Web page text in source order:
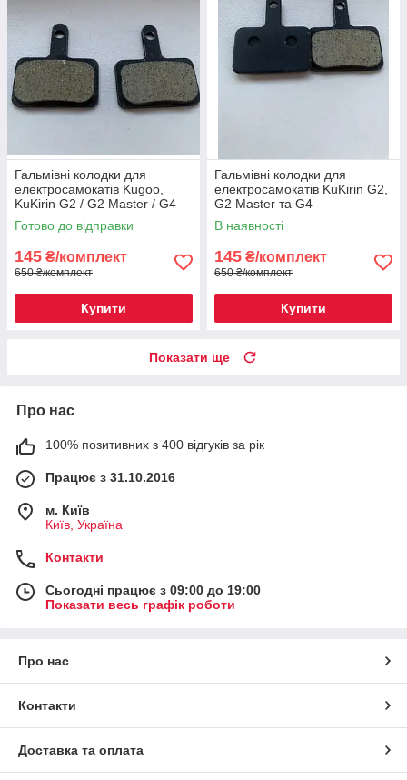
Гальмівні колодки для
електросамокатів Kugoo,
KuKirin G2 / G2 Master / G4
Готово до відправки
145 ₴/комплект
650 ₴/комплект
Купити
Гальмівні колодки для
електросамокатів KuKirin G2,
G2 Master та G4
В наявності
145 ₴/комплект
650 ₴/комплект
Купити
Показати ще
Про нас
100% позитивних з 400 відгуків за рік
Працює з 31.10.2016
м. Київ
Київ, Україна
Контакти
Сьогодні працює з 09:00 до 19:00
Показати весь графік роботи
Про нас
Контакти
Доставка та оплата